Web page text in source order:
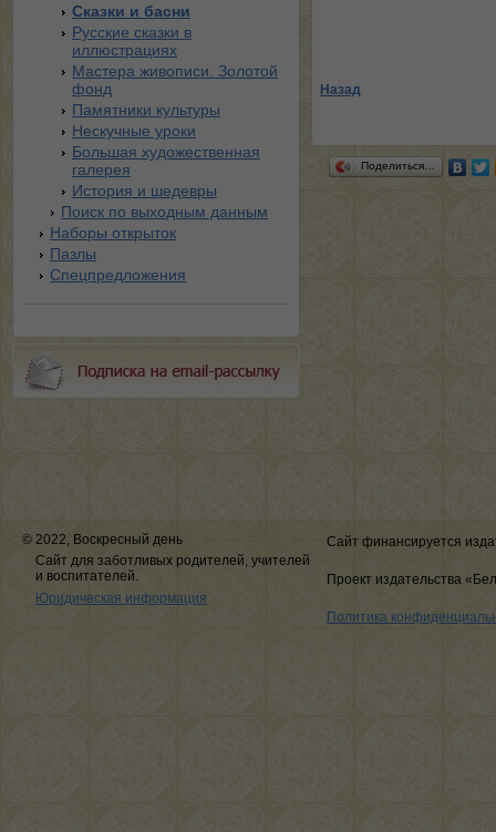
Сказки и басни
Русские сказки в
иллюстрациях
Мастера живописи. Золотой
фонд
Памятники культуры
Нескучные уроки
Большая художественная
галерея
История и шедевры
Поиск по выходным данным
Наборы открыток
Пазлы
Спецпредложения
Назад
Поделиться…
© 2022, Воскресный день
Сайт для заботливых родителей, учителей
и воспитателей.
Юридическая информация
Сайт финансируется
Проект издательства
Политика